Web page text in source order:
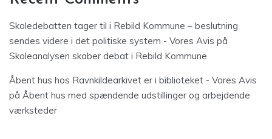
Skoledebatten tager til i Rebild Kommune – beslutning
sendes videre i det politiske system - Vores Avis på
Skoleanalysen skaber debat i Rebild Kommune
Åbent hus hos Ravnkildearkivet er i biblioteket - Vores Avis
på Åbent hus med spændende udstillinger og arbejdende
værksteder